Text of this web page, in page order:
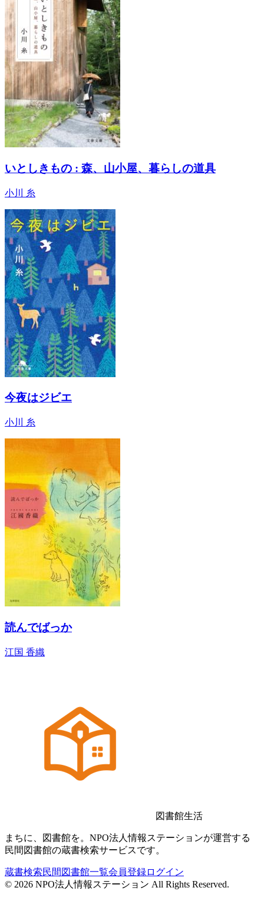
いとしきもの : 森、山小屋、暮らしの道具
小川 糸
今夜はジビエ
小川 糸
読んでばっか
江国 香織
図書館生活
まちに、図書館を。NPO法人情報ステーションが運営する
民間図書館の蔵書検索サービスです。
蔵書検索民間図書館一覧会員登録ログイン
© 2026 NPO法人情報ステーション All Rights Reserved.